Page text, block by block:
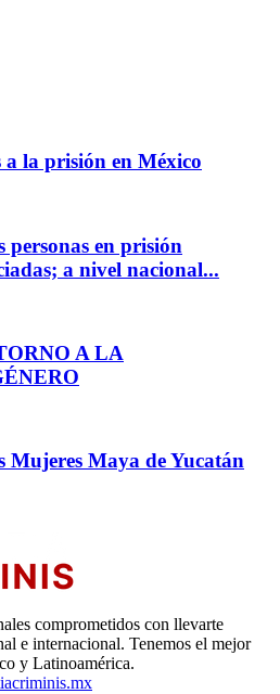
Threads
la prisión en México
personas en prisión
a nivel nacional...
A LA
Mujeres Maya de Yucatán
comprometidos con llevarte
e internacional. Tenemos el mejor
y Latinoamérica.